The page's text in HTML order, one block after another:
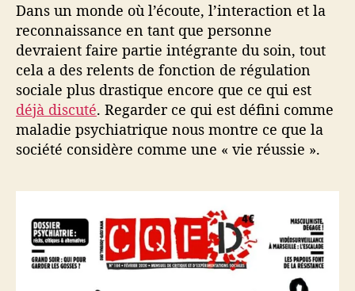
Dans un monde où l’écoute, l’interaction et la
reconnaissance en tant que personne
devraient faire partie intégrante du soin, tout
cela a des relents de fonction de régulation
sociale plus drastique encore que ce qui est
déjà discuté. Regarder ce qui est défini comme
maladie psychiatrique nous montre ce que la
société considère comme une « vie réussie ».